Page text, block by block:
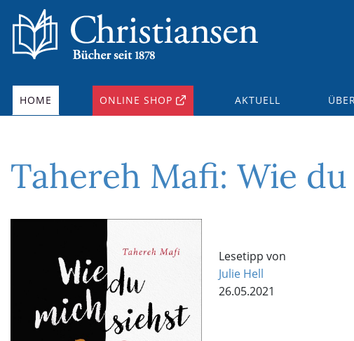
HOME ONLINE SHOP AKTUELL
Tahereh Mafi: Wie
Lesetipp von
Julie Hell
26.05.2021